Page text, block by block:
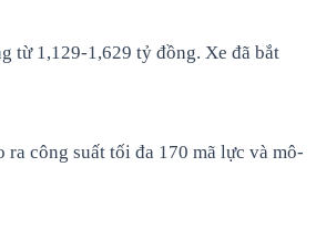
từ 1,129-1,629 tỷ đồng. Xe đã bắt
công suất tối đa 170 mã lực và mô-